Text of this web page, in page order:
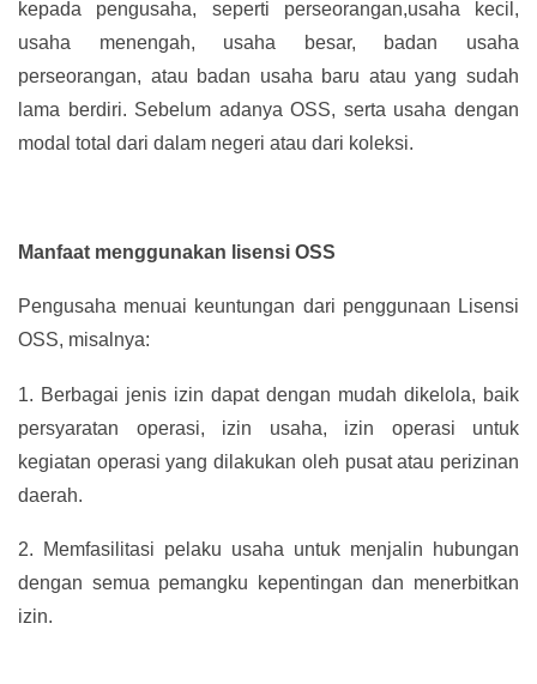
kepada pengusaha, seperti perseorangan,usaha kecil,
usaha menengah, usaha besar, badan usaha
perseorangan, atau badan usaha baru atau yang sudah
lama berdiri. Sebelum adanya OSS, serta usaha dengan
modal total dari dalam negeri atau dari koleksi.
Manfaat menggunakan lisensi OSS
Pengusaha menuai keuntungan dari penggunaan Lisensi
OSS, misalnya:
1. Berbagai jenis izin dapat dengan mudah dikelola, baik
persyaratan operasi, izin usaha, izin operasi untuk
kegiatan operasi yang dilakukan oleh pusat atau perizinan
daerah.
2.
Memfasilitasi pelaku usaha untuk menjalin hubungan
dengan semua pemangku kepentingan dan menerbitkan
izin.